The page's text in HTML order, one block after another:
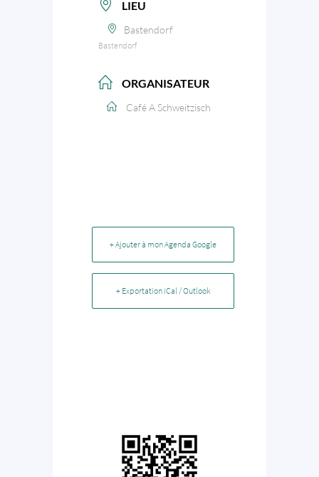
LIEU
Bastendorf
Bastendorf
ORGANISATEUR
Café A Schweitzisch
+ Ajouter à mon Agenda Google
+ Exportation iCal / Outlook